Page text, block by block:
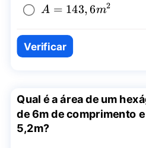
A=143,6{{m}^2}
A = 143,6m2
Verificar
Qual é a área de um
de 6m de comprimento
5,2m?